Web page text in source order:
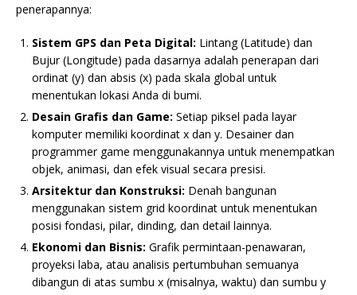
penerapannya:
Sistem GPS dan Peta Digital: Lintang (Latitude) dan
Bujur (Longitude) pada dasarnya adalah penerapan dari
ordinat (y) dan absis (x) pada skala global untuk
menentukan lokasi Anda di bumi.
Desain Grafis dan Game: Setiap piksel pada layar
komputer memiliki koordinat x dan y. Desainer dan
programmer game menggunakannya untuk menempatkan
objek, animasi, dan efek visual secara presisi.
Arsitektur dan Konstruksi: Denah bangunan
menggunakan sistem grid koordinat untuk menentukan
posisi fondasi, pilar, dinding, dan detail lainnya.
Ekonomi dan Bisnis: Grafik permintaan-penawaran,
proyeksi laba, atau analisis pertumbuhan semuanya
dibangun di atas sumbu x (misalnya, waktu) dan sumbu y